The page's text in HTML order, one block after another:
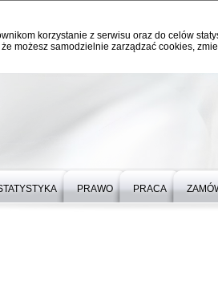
korzystanie z serwisu oraz do celów
możesz samodzielnie zarządzać cookies,
PRAWO PRACA